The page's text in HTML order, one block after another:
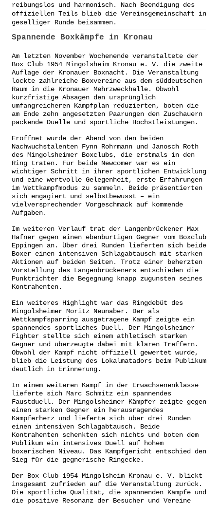
reibungslos und harmonisch. Nach Beendigung des
offiziellen Teils blieb die Vereinsgemeinschaft in
geselliger Runde beisammen.
Spannende Boxkämpfe in Kronau
Am letzten November Wochenende veranstaltete der
Box Club 1954 Mingolsheim Kronau e. V. die zweite
Auflage der Kronauer Boxnacht. Die Veranstaltung
lockte zahlreiche Boxvereine aus dem süddeutschen
Raum in die Kronauer Mehrzweckhalle. Obwohl
kurzfristige Absagen den ursprünglich
umfangreicheren Kampfplan reduzierten, boten die
am Ende zehn angesetzten Paarungen den Zuschauern
packende Duelle und sportliche Höchstleistungen.
Eröffnet wurde der Abend von den beiden
Nachwuchstalenten Fynn Rohrmann und Janosch Roth
des Mingolsheimer Boxclubs, die erstmals in den
Ring traten. Für beide Newcomer war es ein
wichtiger Schritt in ihrer sportlichen Entwicklung
und eine wertvolle Gelegenheit, erste Erfahrungen
im Wettkampfmodus zu sammeln. Beide präsentierten
sich engagiert und selbstbewusst – ein
vielversprechender Vorgeschmack auf kommende
Aufgaben.
Im weiteren Verlauf trat der Langenbrückener Max
Häfner gegen einen ebenbürtigen Gegner vom Boxclub
Eppingen an. Über drei Runden lieferten sich beide
Boxer einen intensiven Schlagabtausch mit starken
Aktionen auf beiden Seiten. Trotz einer beherzten
Vorstellung des Langenbrückeners entschieden die
Punktrichter die Begegnung knapp zugunsten seines
Kontrahenten.
Ein weiteres Highlight war das Ringdebüt des
Mingolsheimer Moritz Neunaber. Der als
Wettkampfsparring ausgetragene Kampf zeigte ein
spannendes sportliches Duell. Der Mingolsheimer
Fighter stellte sich einem athletisch starken
Gegner und überzeugte dabei mit klaren Treffern.
Obwohl der Kampf nicht offiziell gewertet wurde,
blieb die Leistung des Lokalmatadors beim Publikum
deutlich in Erinnerung.
In einem weiteren Kampf in der Erwachsenenklasse
lieferte sich Marc Schmitz ein spannendes
Faustduell. Der Mingolsheimer Kämpfer zeigte gegen
einen starken Gegner ein herausragendes
Kämpferherz und lieferte sich über drei Runden
einen intensiven Schlagabtausch. Beide
Kontrahenten schenkten sich nichts und boten dem
Publikum ein intensives Duell auf hohem
boxerischen Niveau. Das Kampfgericht entschied den
Sieg für die gegnerische Ringecke.
Der Box Club 1954 Mingolsheim Kronau e. V. blickt
insgesamt zufrieden auf die Veranstaltung zurück.
Die sportliche Qualität, die spannenden Kämpfe und
die positive Resonanz der Besucher und Vereine